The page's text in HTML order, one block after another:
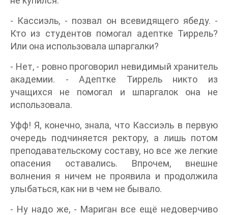
- Кассиэль, - позвал он всевидящего ябеду. -
Кто из студентов помогал адептке Тиррель?
Или она использовала шпаргалки?
- Нет, - ровно проговорил невидимый хранитель
академии. - Адептке Тиррель никто из
учащихся не помогал и шпаргалок она не
использовала.
Уфф! Я, конечно, знала, что Кассиэль в первую
очередь подчиняется ректору, а лишь потом
преподавательскому составу, но все же легкие
опасения оставались. Впрочем, внешне
волнения я ничем не проявила и продолжила
улыбаться, как ни в чем не бывало.
- Ну надо же, - Мариган все ещё недоверчиво